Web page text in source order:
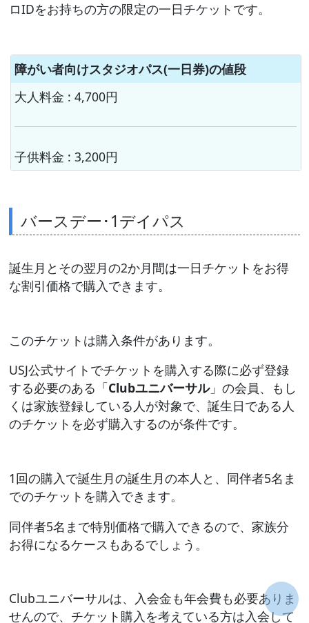
ロIDをお持ちの方の限定の一日チケットです。
障がい者向けスタジオパス(一日券)の値段
大人料金 : 4,700円
子供料金 : 3,200円
バースデー･1デイパス
誕生月とその翌月の2か月間は一日チケットをお得
な割引価格で購入できます。
このチケットは購入条件があります。
USJ公式サイトでチケットを購入する際に必ず登録
する必要のある「Clubユニバーサル」の会員、もし
くは家族登録している人が対象で、誕生日である人
のチケットを必ず購入するのが条件です。
1回の購入で誕生月の誕生月の本人と、同伴者5名ま
でのチケットを購入できます。
同伴者5名まで特別価格で購入できるので、家族分
お得になるケースもあるでしょう。
Clubユニバーサルは、入会金も年会費も必要ありま
せんので、チケット購入を考えている方は入会して